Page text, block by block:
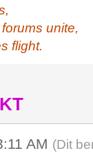
unite,
flight.
AM (Dit